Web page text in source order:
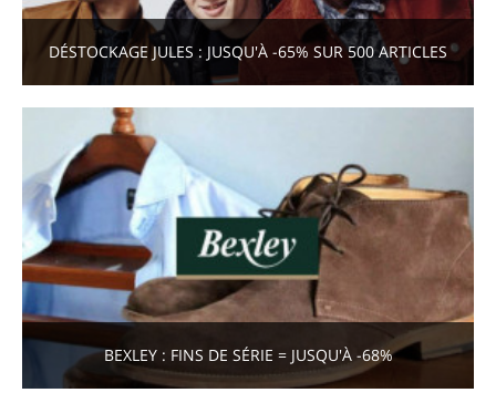
DÉSTOCKAGE JULES : JUSQU'À -65% SUR 500 ARTICLES
BEXLEY : FINS DE SÉRIE = JUSQU'À -68%